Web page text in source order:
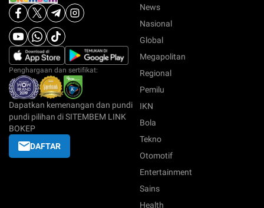
Penghargaan dan sertifikat:
Dapatkan kemenangan dan pundi
pundi pilihan di SITEMBEM LINK
BOKEP
DAFTAR
News
Nasional
Global
Megapolitan
Regional
Pemilu
IKN
Bola
Tekno
Otomotif
Entertainment
Sains
Health